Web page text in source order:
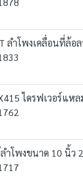
ลำโพงเคลื่อนที่ล้
ไดรฟเวอร์แห
ำโพงขนาด 10 นิ้ว